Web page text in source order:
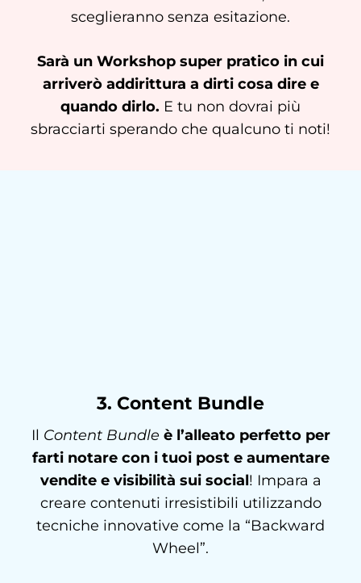
sceglieranno senza esitazione.
Sarà un Workshop super pratico in cui
arriverò addirittura a dirti cosa dire e
quando dirlo. E tu non dovrai più
sbracciarti sperando che qualcuno ti noti!
3. Content Bundle
Il Content Bundle è l’alleato perfetto per
farti notare con i tuoi post eaumentare
vendite e visibilità sui social! Impara a
creare contenuti irresistibili utilizzando
tecniche innovative come la “Backward
Wheel”.